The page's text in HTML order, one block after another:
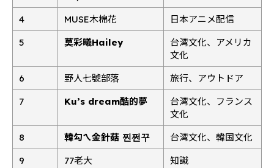
4 MUSE木棉花
日本アニメ配信
5
莫彩曦Hailey
台湾文化、アメリカ
文化
6
野人七號部落
旅行、アウトドア
7
Ku’s dream酷的夢
台湾文化、フランス
文化
8
韓勾ㄟ金針菇 찐쩐꾸
台湾文化、韓国文化
9
77老大
知識